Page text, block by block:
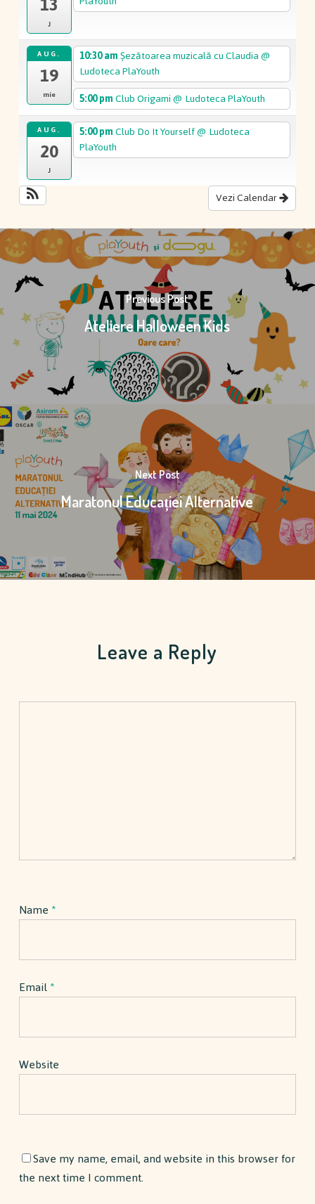
J
AUG.
19
mie
10:30 amȘezătoarea muzicală cu Claudia@
Ludoteca PlaYouth
5:00 pmClub Origami@ Ludoteca PlaYouth
AUG.
20
J
5:00 pmClub Do It Yourself@ Ludoteca
PlaYouth
Vezi Calendar
Previous Post
Ateliere Halloween Kids
Next Post
Maratonul Educației Alternative
Leave a Reply
Name*
Email*
Website
Save my name, email, and website in this browser for
the next time I comment.